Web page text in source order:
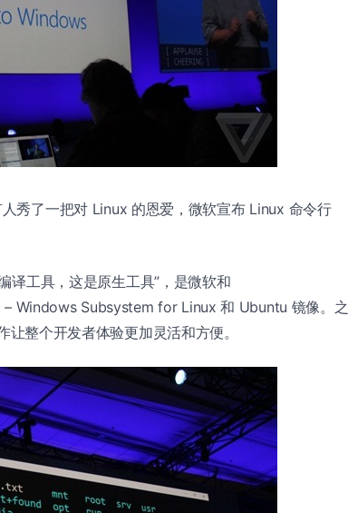
秀了一把对 Linux 的恩爱，微软宣布 Linux 命令行
译工具，这是原生工具”，是微软和
Windows Subsystem for Linux 和 Ubuntu 镜像。之
整个开发者体验更加灵活和方便。